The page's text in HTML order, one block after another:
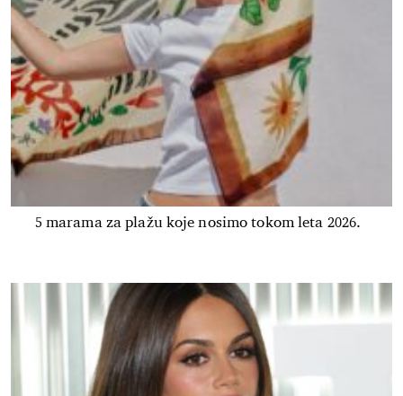
5 marama za plažu koje nosimo tokom leta 2026.